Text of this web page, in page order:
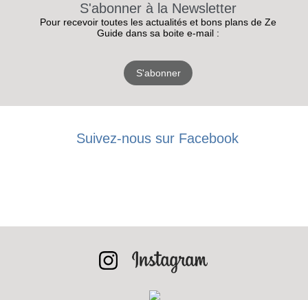
S'abonner à la Newsletter
Pour recevoir toutes les actualités et bons plans de Ze
Guide dans sa boite e-mail :
S'abonner
Suivez-nous sur Facebook